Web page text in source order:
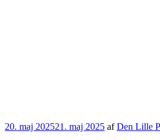
Udgivet
20. maj 202521. maj 2025 afDen Lille